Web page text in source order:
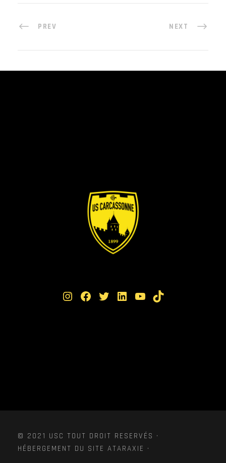
PREV NEXT
Instagram Facebook Twitter LinkedIn YouTube TikTok
© 2021 USC TOUT DROIT RESERVÉS ·
HÉBERGEMENT DU SITE ATARAXIE ·